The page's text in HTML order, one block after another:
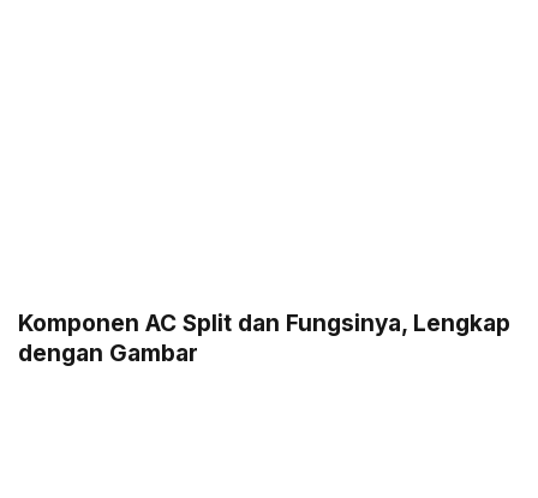
Komponen AC Split dan Fungsinya, Lengkap
dengan Gambar